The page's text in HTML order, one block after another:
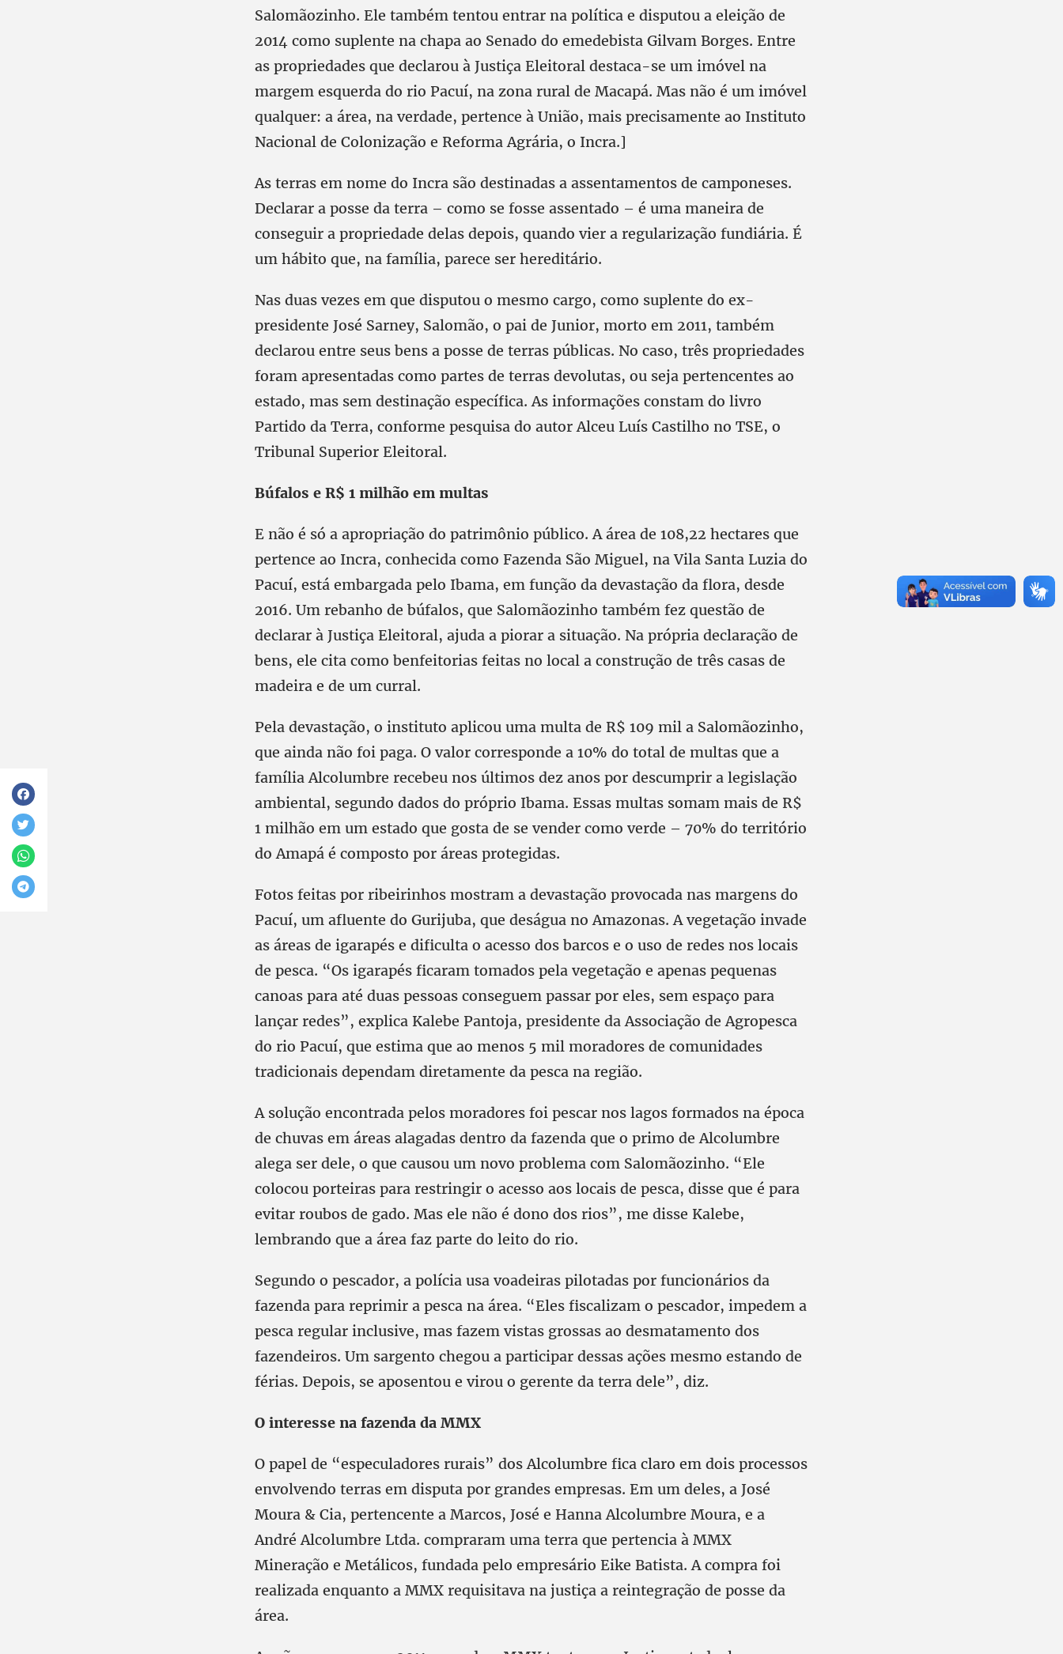
Salomãozinho. Ele também tentou entrar na política e disputou a eleição de
2014 como suplente na chapa ao Senado do emedebista Gilvam Borges. Entre
as propriedades que declarou à Justiça Eleitoral destaca-se um imóvel na
margem esquerda do rio Pacuí, na zona rural de Macapá. Mas não é um imóvel
qualquer: a área, na verdade, pertence à União, mais precisamente ao Instituto
Nacional de Colonização e Reforma Agrária, o Incra.]
As terras em nome do Incra são destinadas a assentamentos de camponeses.
Declarar a posse da terra – como se fosse assentado – é uma maneira de
conseguir a propriedade delas depois, quando vier a regularização fundiária. É
um hábito que, na família, parece ser hereditário.
Nas duas vezes em que disputou o mesmo cargo, como suplente do ex-
presidente José Sarney, Salomão, o pai de Junior, morto em 2011, também
declarou entre seus bens a posse de terras públicas. No caso, três propriedades
foram apresentadas como partes de terras devolutas, ou seja pertencentes ao
estado, mas sem destinação específica. As informações constam do livro
Partido da Terra, conforme pesquisa do autor Alceu Luís Castilho no TSE, o
Tribunal Superior Eleitoral.
Búfalos e R$ 1 milhão em multas
E não é só a apropriação do patrimônio público. A área de 108,22 hectares que
pertence ao Incra, conhecida como Fazenda São Miguel, na Vila Santa Luzia do
Pacuí, está embargada pelo Ibama, em função da devastação da flora, desde
2016. Um rebanho de búfalos, que Salomãozinho também fez questão de
declarar à Justiça Eleitoral, ajuda a piorar a situação. Na própria declaração de
bens, ele cita como benfeitorias feitas no local a construção de três casas de
madeira e de um curral.
Pela devastação, o instituto aplicou uma multa de R$ 109 mil a Salomãozinho,
que ainda não foi paga. O valor corresponde a 10% do total de multas que a
família Alcolumbre recebeu nos últimos dez anos por descumprir a legislação
ambiental, segundo dados do próprio Ibama. Essas multas somam mais de R$
1 milhão em um estado que gosta de se vender como verde – 70% do território
do Amapá é composto por áreas protegidas.
Fotos feitas por ribeirinhos mostram a devastação provocada nas margens do
Pacuí, um afluente do Gurijuba, que deságua no Amazonas. A vegetação invade
as áreas de igarapés e dificulta o acesso dos barcos e o uso de redes nos locais
de pesca. “Os igarapés ficaram tomados pela vegetação e apenas pequenas
canoas para até duas pessoas conseguem passar por eles, sem espaço para
lançar redes”, explica Kalebe Pantoja, presidente da Associação de Agropesca
do rio Pacuí, que estima que ao menos 5 mil moradores de comunidades
tradicionais dependam diretamente da pesca na região.
A solução encontrada pelos moradores foi pescar nos lagos formados na época
de chuvas em áreas alagadas dentro da fazenda que o primo de Alcolumbre
alega ser dele, o que causou um novo problema com Salomãozinho. “Ele
colocou porteiras para restringir o acesso aos locais de pesca, disse que é para
evitar roubos de gado. Mas ele não é dono dos rios”, me disse Kalebe,
lembrando que a área faz parte do leito do rio.
Segundo o pescador, a polícia usa voadeiras pilotadas por funcionários da
fazenda para reprimir a pesca na área. “Eles fiscalizam o pescador, impedem a
pesca regular inclusive, mas fazem vistas grossas ao desmatamento dos
fazendeiros. Um sargento chegou a participar dessas ações mesmo estando de
férias. Depois, se aposentou e virou o gerente da terra dele”, diz.
O interesse na fazenda da MMX
O papel de “especuladores rurais” dos Alcolumbre fica claro em dois processos
envolvendo terras em disputa por grandes empresas. Em um deles, a José
Moura & Cia, pertencente a Marcos, José e Hanna Alcolumbre Moura, e a
André Alcolumbre Ltda. compraram uma terra que pertencia à MMX
Mineração e Metálicos, fundada pelo empresário Eike Batista. A compra foi
realizada enquanto a MMX requisitava na justiça a reintegração de posse da
área.